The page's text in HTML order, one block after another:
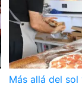
Más allá del